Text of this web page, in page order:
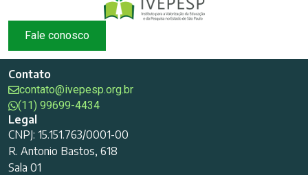
Fale conosco
Contato
contato@ivepesp.org.br
(11) 99699-4434
Legal
CNPJ: 15.151.763/0001-00
R. Antonio Bastos, 618
Sala 01